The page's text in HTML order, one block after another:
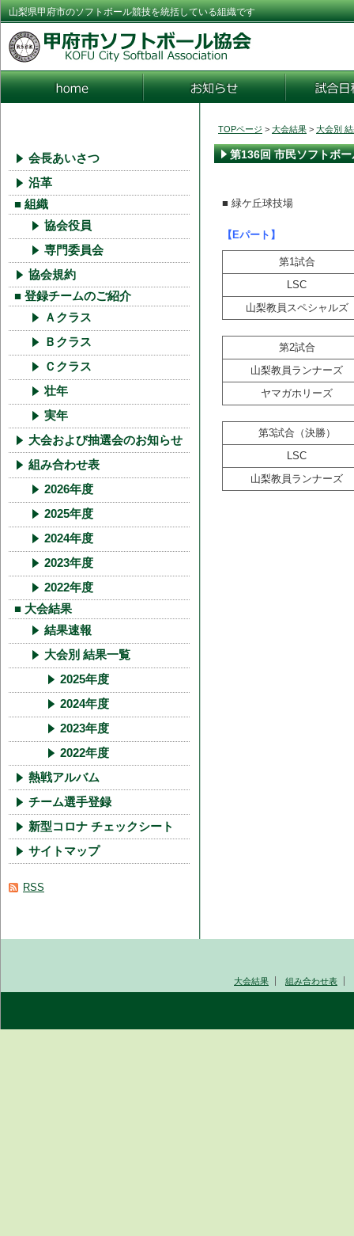
山梨県甲府市のソフトボール競技を統括している組織です
TOPページ > 大会結果 > 大会別
第136回 市民ソフトボ
■ 緑ケ丘球技場
【Eパート】
第1試合
LSC
山梨教員スペシャルズ
第2試合
山梨教員ランナーズ
ヤマガホリーズ
第3試合（決勝）
LSC
山梨教員ランナーズ
会長あいさつ
沿革
■ 組織
協会役員
専門委員会
協会規約
■ 登録チームのご紹介
Ａクラス
Ｂクラス
Ｃクラス
壮年
実年
大会および抽選会のお知らせ
組み合わせ表
2026年度
2025年度
2024年度
2023年度
2022年度
■ 大会結果
結果速報
大会別 結果一覧
2025年度
2024年度
2023年度
2022年度
熱戦アルバム
チーム選手登録
新型コロナ チェックシート
サイトマップ
RSS
大会結果 組み合わせ表